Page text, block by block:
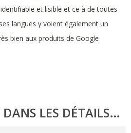
et lisible et ce à de toutes
langues y voient également un
bien aux produits de Google
DANS LES DÉTAILS…